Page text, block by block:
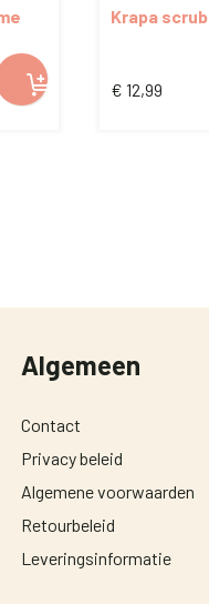
Krapa scrub
€ 12,99
Algemeen
Contact
Privacy beleid
Algemene voorwaarden
Retourbeleid
Leveringsinformatie